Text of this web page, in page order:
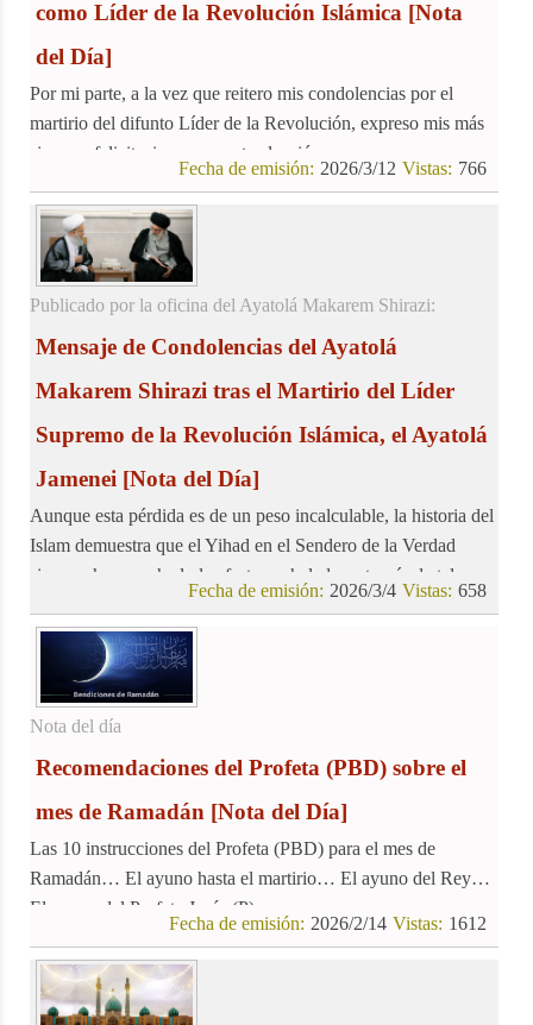
como Líder de la Revolución Islámica [Nota
del Día]
Por mi parte, a la vez que reitero mis condolencias por el
martirio del difunto Líder de la Revolución, expreso mis más
sinceras felicitaciones por esta elección.
766
Vistas:
2026/3/12
Fecha de emisión:
Publicado por la oficina del Ayatolá Makarem Shirazi:
Mensaje de Condolencias del Ayatolá
Makarem Shirazi tras el Martirio del Líder
Supremo de la Revolución Islámica, el Ayatolá
Jamenei [Nota del Día]
Aunque esta pérdida es de un peso incalculable, la historia del
Islam demuestra que el Yihad en el Sendero de la Verdad
siempre ha cosechado los frutos anhelados a través de tales
658
Vistas:
2026/3/4
Fecha de emisión:
Nota del día
Recomendaciones del Profeta (PBD) sobre el
mes de Ramadán [Nota del Día]
Las 10 instrucciones del Profeta (PBD) para el mes de
Ramadán… El ayuno hasta el martirio… El ayuno del Rey…
El ayuno del Profeta Jesús (P)…
1612
Vistas:
2026/2/14
Fecha de emisión: